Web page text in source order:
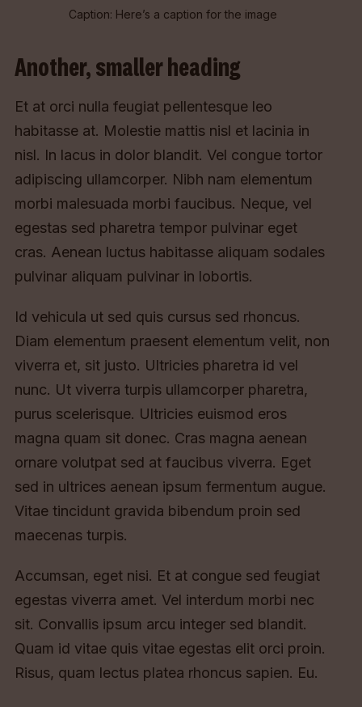
Caption: Here’s a caption for the image
Another, smaller heading
Et at orci nulla feugiat pellentesque leo
habitasse at. Molestie mattis nisl et lacinia in
nisl. In lacus in dolor blandit. Vel congue tortor
adipiscing ullamcorper. Nibh nam elementum
morbi malesuada morbi faucibus. Neque, vel
egestas sed pharetra tempor pulvinar eget
cras. Aenean luctus habitasse aliquam sodales
pulvinar aliquam pulvinar in lobortis.
Id vehicula ut sed quis cursus sed rhoncus.
Diam elementum praesent elementum velit, non
viverra et, sit justo. Ultricies pharetra id vel
nunc. Ut viverra turpis ullamcorper pharetra,
purus scelerisque. Ultricies euismod eros
magna quam sit donec. Cras magna aenean
ornare volutpat sed at faucibus viverra. Eget
sed in ultrices aenean ipsum fermentum augue.
Vitae tincidunt gravida bibendum proin sed
maecenas turpis.
Accumsan, eget nisi. Et at congue sed feugiat
egestas viverra amet. Vel interdum morbi nec
sit. Convallis ipsum arcu integer sed blandit.
Quam id vitae quis vitae egestas elit orci proin.
Risus, quam lectus platea rhoncus sapien. Eu.